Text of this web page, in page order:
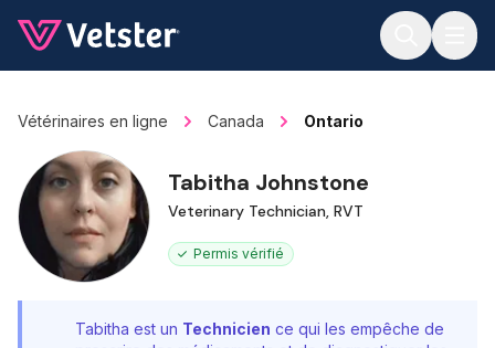
Vétérinaires en ligne Canada Ontario
Tabitha Johnstone
Veterinary Technician, RVT
Permis vérifié
Tabitha est un Technicien ce qui les empêche de